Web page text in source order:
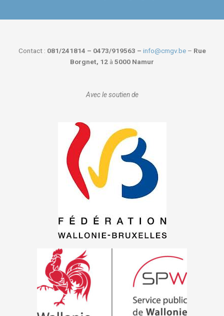
Contact : 081/241814 – 0473/919563 – info@cmgv.be– Rue
Borgnet, 12 à 5000 Namur
Avec le soutien de